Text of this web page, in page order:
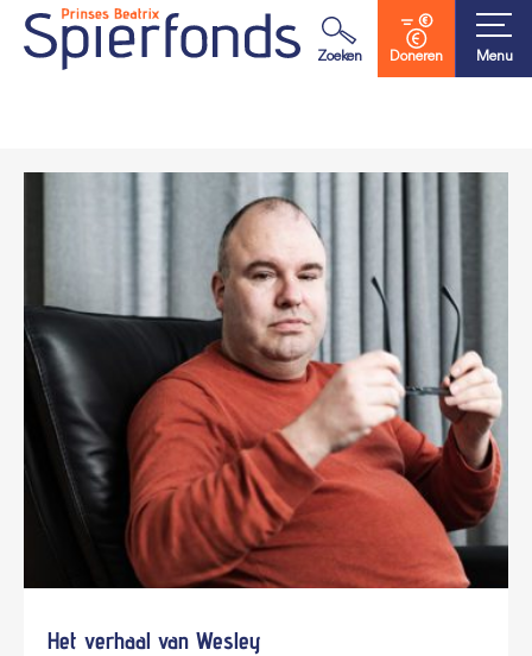
Zoeken Doneren Menu
Waar ben je naar op zoek?
Het verhaal van Wesley